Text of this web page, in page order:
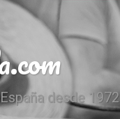
desde 1972